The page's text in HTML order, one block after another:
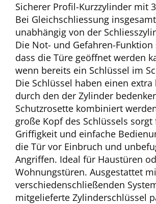
Sicherer Profil-Kurzzylinder mit
Bei Gleichschliessung
unabhängig von der
Die Not- und Gefahren-
dass die Türe geöffnet werden
wenn bereits ein Schlüssel im
Die Schlüssel haben einen extra
durch den der Zylinder
Schutzrosette kombiniert
große Kopf des Schlüssels
Griffigkeit und einfache
die Tür vor Einbruch und
Angriffen. Ideal für Haustüren
Wohnungstüren. Ausgestattet
verschiedenschließenden
mitgelieferte Zylinderschlüssel